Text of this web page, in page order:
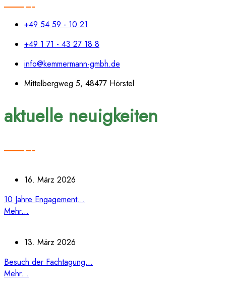
+49 54 59 - 10 21
+49 1 71 - 43 27 18 8
info@kemmermann-gmbh.de
Mittelbergweg 5, 48477 Hörstel
aktuelle neuigkeiten
16. März 2026
10 Jahre Engagement...
Mehr...
13. März 2026
Besuch der Fachtagung...
Mehr...